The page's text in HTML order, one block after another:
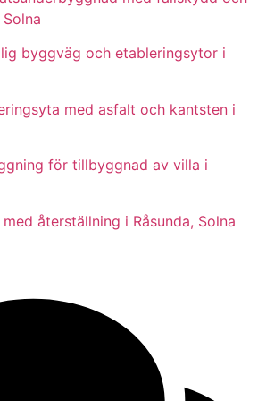
byggväg och etableringsytor i
med asfalt och kantsten i
för tillbyggnad av villa i
återställning i Råsunda, Solna